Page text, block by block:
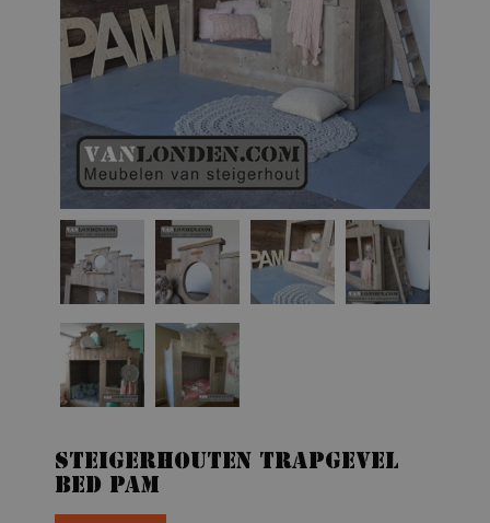
Steigerhouten trapgevel
bed Pam